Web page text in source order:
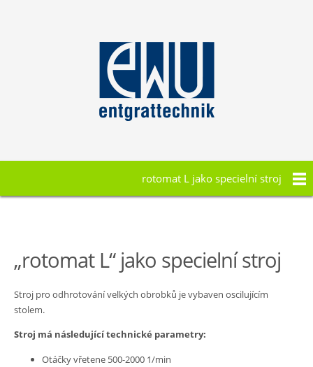
rotomat L jako specielní stroj
„rotomat L“ jako specielní stroj
Stroj pro odhrotování velkých obrobků je vybaven oscilujícím
stolem.
Stroj má následující technické parametry:
Otáčky vřetene 500-2000 1/min